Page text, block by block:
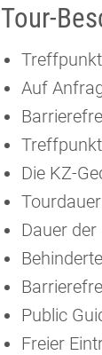
Tour-
Auf
Die KZ-
Dauer
Public
Freier